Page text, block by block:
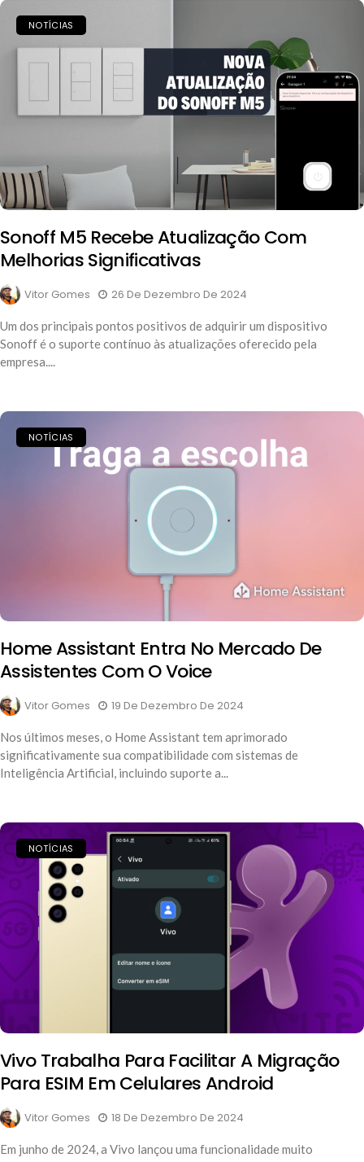
NOTÍCIAS
Sonoff M5 Recebe Atualização Com
Melhorias Significativas
Vitor Gomes 26 De Dezembro De 2024
Um dos principais pontos positivos de adquirir um dispositivo
Sonoff é o suporte contínuo às atualizações oferecido pela
empresa....
NOTÍCIAS
Home Assistant Entra No Mercado De
Assistentes Com O Voice
Vitor Gomes 19 De Dezembro De 2024
Nos últimos meses, o Home Assistant tem aprimorado
significativamente sua compatibilidade com sistemas de
Inteligência Artificial, incluindo suporte a...
NOTÍCIAS
Vivo Trabalha Para Facilitar A Migração
Para ESIM Em Celulares Android
Vitor Gomes 18 De Dezembro De 2024
Em junho de 2024, a Vivo lançou uma funcionalidade muito